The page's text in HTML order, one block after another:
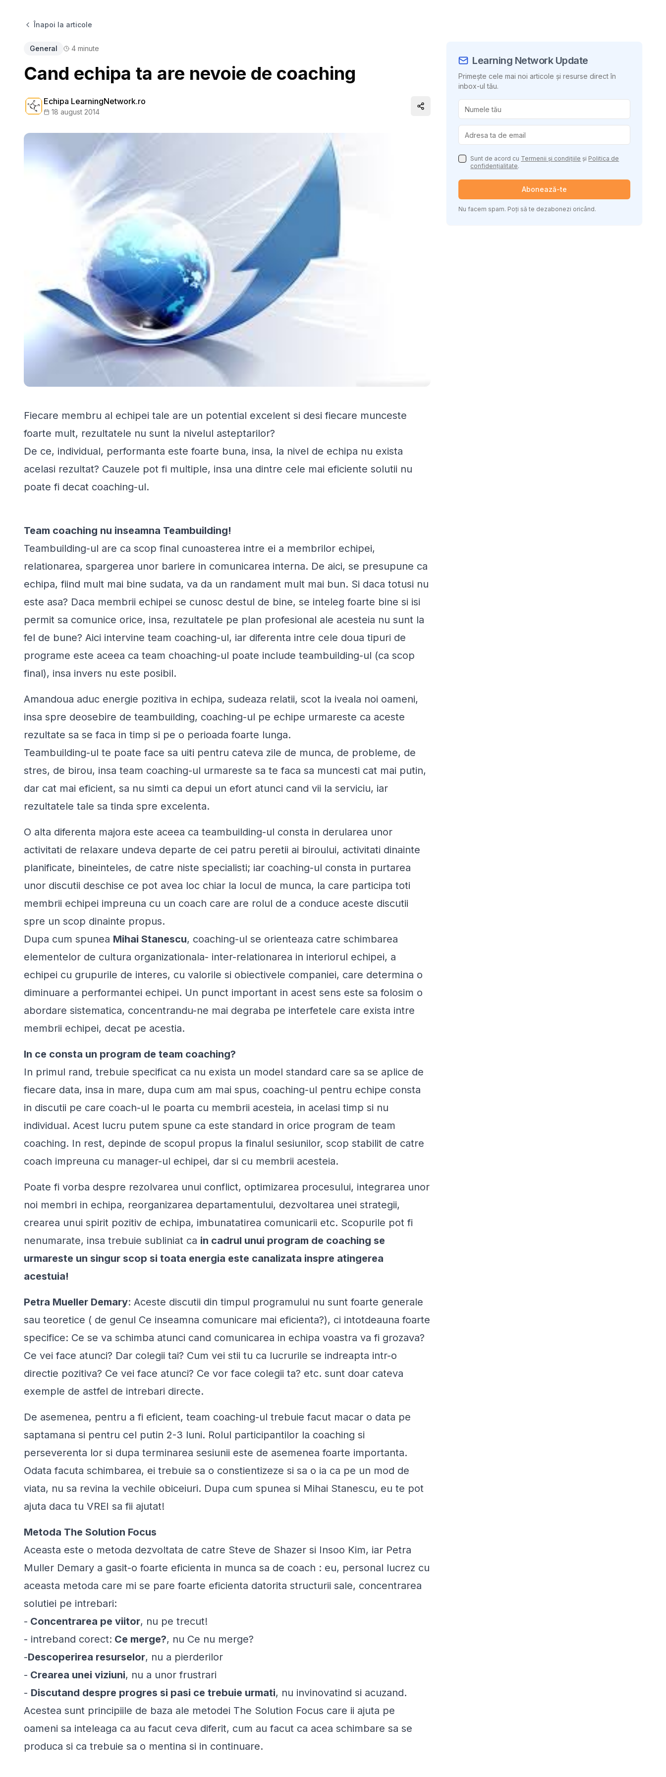
Înapoi la articole
General 4 minute
Cand echipa ta are nevoie de coaching
Echipa LearningNetwork.ro
18 august 2014 Distribuie conținutul
Fiecare membru al echipei tale are un potential excelent si desi fiecare munceste
foarte mult, rezultatele nu sunt la nivelul asteptarilor?
De ce, individual, performanta este foarte buna, insa, la nivel de echipa nu exista
acelasi rezultat? Cauzele pot fi multiple, insa una dintre cele mai eficiente solutii nu
poate fi decat coaching-ul.
Team coaching nu inseamna Teambuilding!
Teambuilding-ul are ca scop final cunoasterea intre ei a membrilor echipei,
relationarea, spargerea unor bariere in comunicarea interna. De aici, se presupune ca
echipa, fiind mult mai bine sudata, va da un randament mult mai bun. Si daca totusi nu
este asa? Daca membrii echipei se cunosc destul de bine, se inteleg foarte bine si isi
permit sa comunice orice, insa, rezultatele pe plan profesional ale acesteia nu sunt la
fel de bune? Aici intervine team coaching-ul, iar diferenta intre cele doua tipuri de
programe este aceea ca team choaching-ul poate include teambuilding-ul (ca scop
final), insa invers nu este posibil.
Amandoua aduc energie pozitiva in echipa, sudeaza relatii, scot la iveala noi oameni,
insa spre deosebire de teambuilding, coaching-ul pe echipe urmareste ca aceste
rezultate sa se faca in timp si pe o perioada foarte lunga.
Teambuilding-ul te poate face sa uiti pentru cateva zile de munca, de probleme, de
stres, de birou, insa team coaching-ul urmareste sa te faca sa muncesti cat mai putin,
dar cat mai eficient, sa nu simti ca depui un efort atunci cand vii la serviciu, iar
rezultatele tale sa tinda spre excelenta.
O alta diferenta majora este aceea ca teambuilding-ul consta in derularea unor
activitati de relaxare undeva departe de cei patru peretii ai biroului, activitati dinainte
planificate, bineinteles, de catre niste specialisti; iar coaching-ul consta in purtarea
unor discutii deschise ce pot avea loc chiar la locul de munca, la care participa toti
membrii echipei impreuna cu un coach care are rolul de a conduce aceste discutii
spre un scop dinainte propus.
Dupa cum spunea Mihai Stanescu, coaching-ul se orienteaza catre schimbarea
elementelor de cultura organizationala- inter-relationarea in interiorul echipei, a
echipei cu grupurile de interes, cu valorile si obiectivele companiei, care determina o
diminuare a performantei echipei. Un punct important in acest sens este sa folosim o
abordare sistematica, concentrandu-ne mai degraba pe interfetele care exista intre
membrii echipei, decat pe acestia.
In ce consta un program de team coaching?
In primul rand, trebuie specificat ca nu exista un model standard care sa se aplice de
fiecare data, insa in mare, dupa cum am mai spus, coaching-ul pentru echipe consta
in discutii pe care coach-ul le poarta cu membrii acesteia, in acelasi timp si nu
individual. Acest lucru putem spune ca este standard in orice program de team
coaching. In rest, depinde de scopul propus la finalul sesiunilor, scop stabilit de catre
coach impreuna cu manager-ul echipei, dar si cu membrii acesteia.
Poate fi vorba despre rezolvarea unui conflict, optimizarea procesului, integrarea unor
noi membri in echipa, reorganizarea departamentului, dezvoltarea unei strategii,
crearea unui spirit pozitiv de echipa, imbunatatirea comunicarii etc. Scopurile pot fi
nenumarate, insa trebuie subliniat ca in cadrul unui program de coaching se
urmareste un singur scop si toata energia este canalizata inspre atingerea
acestuia!
Petra Mueller Demary: Aceste discutii din timpul programului nu sunt foarte generale
sau teoretice ( de genul Ce inseamna comunicare mai eficienta?), ci intotdeauna foarte
specifice: Ce se va schimba atunci cand comunicarea in echipa voastra va fi grozava?
Ce vei face atunci? Dar colegii tai? Cum vei stii tu ca lucrurile se indreapta intr-o
directie pozitiva? Ce vei face atunci? Ce vor face colegii ta? etc. sunt doar cateva
exemple de astfel de intrebari directe.
De asemenea, pentru a fi eficient, team coaching-ul trebuie facut macar o data pe
saptamana si pentru cel putin 2-3 luni. Rolul participantilor la coaching si
perseverenta lor si dupa terminarea sesiunii este de asemenea foarte importanta.
Odata facuta schimbarea, ei trebuie sa o constientizeze si sa o ia ca pe un mod de
viata, nu sa revina la vechile obiceiuri. Dupa cum spunea si Mihai Stanescu, eu te pot
ajuta daca tu VREI sa fii ajutat!
Metoda The Solution Focus
Aceasta este o metoda dezvoltata de catre Steve de Shazer si Insoo Kim, iar Petra
Muller Demary a gasit-o foarte eficienta in munca sa de coach : eu, personal lucrez cu
aceasta metoda care mi se pare foarte eficienta datorita structurii sale, concentrarea
solutiei pe intrebari:
- Concentrarea pe viitor, nu pe trecut!
- intreband corect: Ce merge?, nu Ce nu merge?
-Descoperirea resurselor, nu a pierderilor
- Crearea unei viziuni, nu a unor frustrari
- Discutand despre progres si pasi ce trebuie urmati, nu invinovatind si acuzand.
Acestea sunt principiile de baza ale metodei The Solution Focus care ii ajuta pe
oameni sa inteleaga ca au facut ceva diferit, cum au facut ca acea schimbare sa se
produca si ca trebuie sa o mentina si in continuare.
Learning Network Update
Primește cele mai noi articole și resurse direct în
inbox-ul tău.
Sunt de acord cu Termenii și condițiile și Politica de
confidențialitate.
Abonează-te
Nu facem spam. Poți să te dezabonezi oricând.